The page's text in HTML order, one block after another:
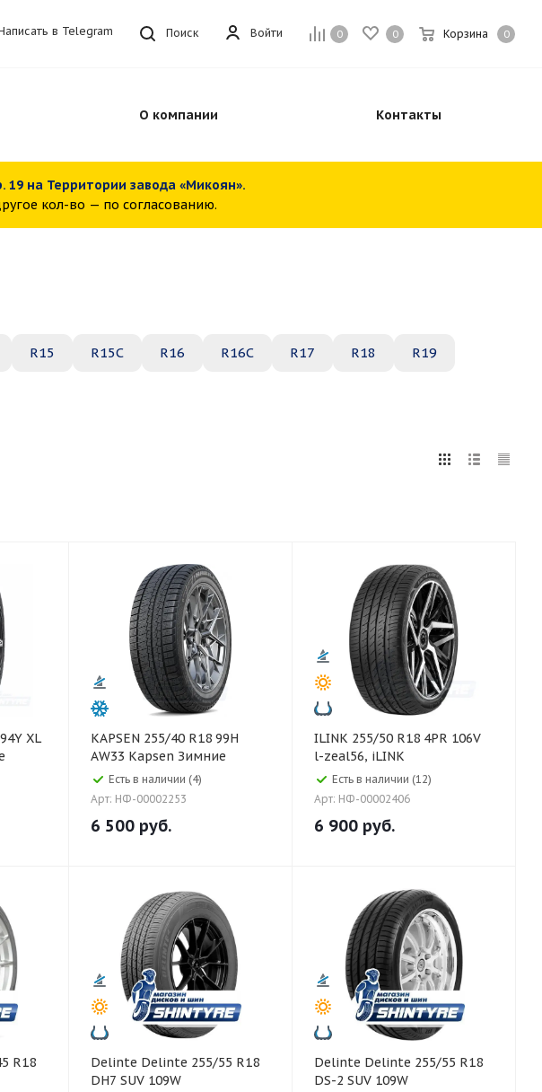
0 0 Корзина 0
Войти
Поиск
в Telegram
О компании Контакты
19 на Территории завода «Микоян».
кол-во — по согласованию.
R15 R15C R16 R16C R17 R18 R19
KAPSEN 255/40 R18 99H
AW33 Kapsen Зимние
Есть в наличии (4)
Арт: НФ-00002253
6 500 руб.
ILINK 255/50 R18 4PR 106V
l-zeal56, iLINK
Есть в наличии (12)
Арт: НФ-00002406
6 900 руб.
Delinte Delinte 255/55 R18
DH7 SUV 109W
Delinte Delinte 255/55 R18
DS-2 SUV 109W